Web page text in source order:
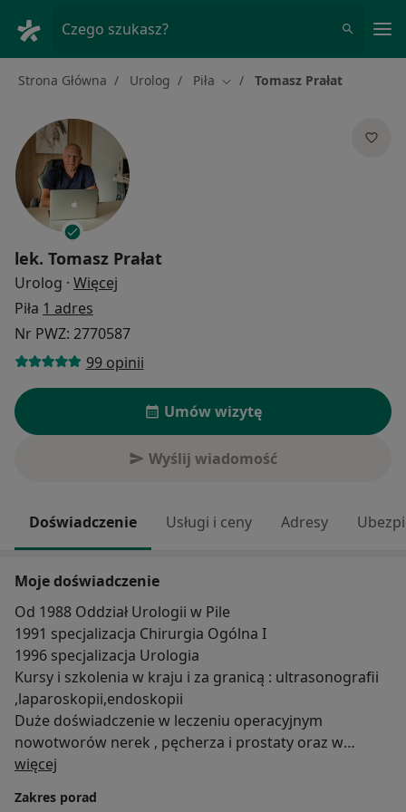
Czego szukasz?
Strona Główna Urolog Piła Zmień miasto
Tomasz Prałat
lek. Tomasz Prałat
Urolog · Więcej
Piła 1 adres
Nr PWZ: 2770587
99 opinii
Umów wizytę
Wyślij wiadomość
Doświadczenie Usługi i ceny Adresy
Moje doświadczenie
Od 1988 Oddział Urologii w Pile
1991 specjalizacja Chirurgia Ogólna I
1996 specjalizacja Urologia
Kursy i szkolenia w kraju i za granicą : ultrasonografii
,laparoskopii,endoskopii
Duże doświadczenie w leczeniu operacyjnym
nowotworów nerek , pęcherza i prostaty oraz w
leczeniu endoskopowym kamicy ( URSL , PCNL ) i
Laparoskopowe leczenie żylaków powrózka
więcej
Zakres porad